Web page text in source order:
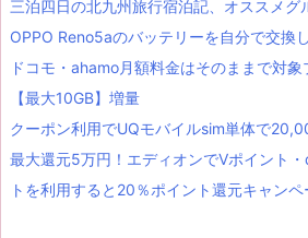
三泊四日の北九州旅行宿泊記、オススメグ
OPPO Reno5aのバッテリーを自分で交換
ドコモ・ahamo月額料金はそのままで対
【最大10GB】増量
クーポン利用でUQモバイルsim単体で
最大還元5万円！エディオンでVポイント
トを利用すると20％ポイント還元キャンペ